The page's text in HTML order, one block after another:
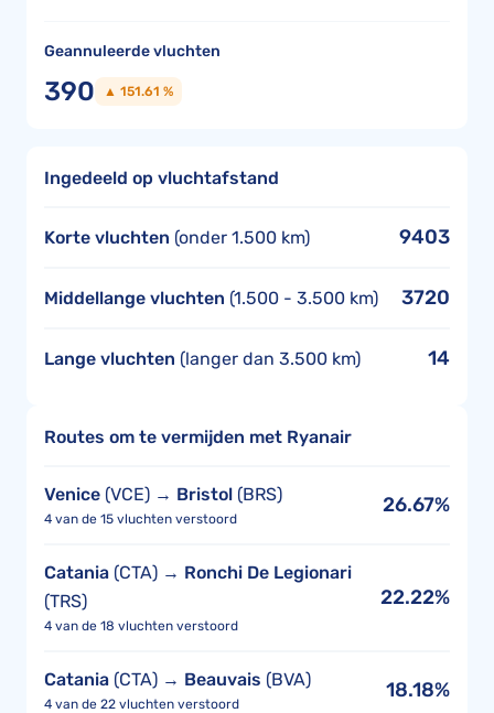
Geannuleerde vluchten
390 ▲ 151.61 %
Ingedeeld op vluchtafstand
Korte vluchten (onder 1.500 km) 9403
Middellange vluchten (1.500 - 3.500 km) 3720
Lange vluchten (langer dan 3.500 km) 14
Routes om te vermijden met Ryanair
Venice (VCE) → Bristol (BRS)
4 van de 15 vluchten verstoord
26.67%
Catania (CTA) → Ronchi De Legionari
(TRS)
4 van de 18 vluchten verstoord
22.22%
Catania (CTA) → Beauvais (BVA)
4 van de 22 vluchten verstoord
18.18%